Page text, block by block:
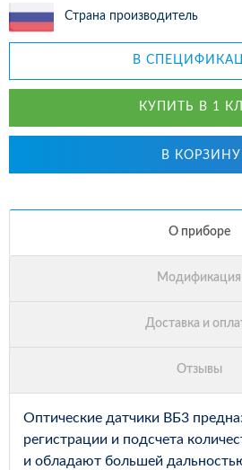
Страна производитель
В
КУПИТЬ В 1
В КОРЗИНУ
Оптические датчики ВБ3
регистрации и подсчета
и обладают большей